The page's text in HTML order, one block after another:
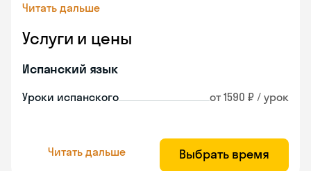
Читать дальше
Услуги и цены
Испанский язык
Уроки испанского от 1590 ₽ / урок
Читать дальше Выбрать время